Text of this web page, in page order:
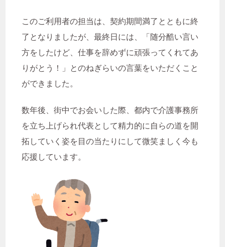
ソーシャルワーク実習 チーム支援
プロジェクト ポコ・ア・ポコ
ユニポス リハビリテーション
ルーチェ グループホーム
ルーチェの日常 ロボット導入
ロボット活用
人事ツール
介護ロボット
仕事の醍醐味 余暇活動
保育士資格が活かせる職業
このご利用者の担当は、契約期間満了とともに終
了となりましたが、最終日には、「随分酷い言い
方をしたけど、仕事を辞めずに頑張ってくれてあ
りがとう！」とのねぎらいの言葉をいただくこと
ができました。
数年後、街中でお会いした際、都内で介護事務所
を立ち上げられ代表として精力的に自らの道を開
拓していく姿を目の当たりにして微笑ましく今も
応援しています。